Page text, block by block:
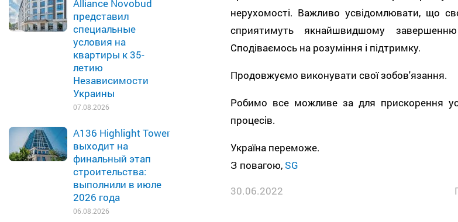
Alliance Novobud
представил
специальные
условия на
квартиры к 35-
летию
Независимости
Украины
07.08.2026
A136 Highlight Tower
выходит на
финальный этап
строительства:
выполнили в июле
2026 года
06.08.2026
нерухомості. Важливо усвідомлювати, що
сприятимуть якнайшвидшому завершенню
Сподіваємось на розуміння і підтримку.
Продовжуємо виконувати свої зобов'язання.
Робимо все можливе за для прискорення
процесів.
Україна переможе.
З повагою, SG
30.06.2022